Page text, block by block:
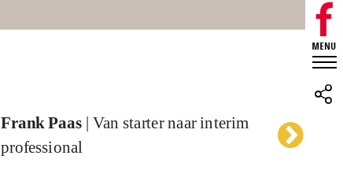
Frank Paas| Van starter naar interim
professional